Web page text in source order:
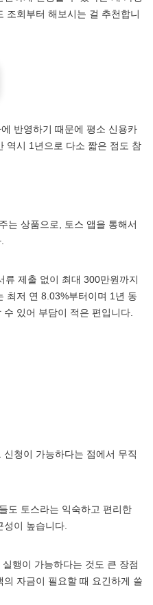
조회부터 해보시는 걸 추천합니
반영하기 때문에 평소 신용카
역시 1년으로 다소 짧은 점도 참
는 상품으로, 토스 앱을 통해서
류 제출 없이 최대 300만원까지
최저 연 8.03%부터이며 1년 동
있어 부담이 적은 편입니다.
청이 가능하다는 점에서 무직
도 토스라는 익숙하고 편리한
이 높습니다.
행이 가능하다는 것도 큰 장점
자금이 필요할 때 요긴하게 쓸